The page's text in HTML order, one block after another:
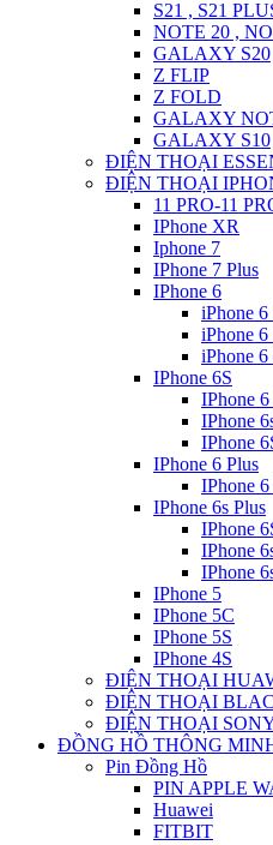
S21 , S21
NOTE 20 ,
GALAXY S20
Z FLIP
Z FOLD
GALAXY
GALAXY S10
ĐIỆN THOẠI
ĐIỆN THOẠI
11 PRO-11
IPhone XR
Iphone 7
IPhone 7 Plus
IPhone 6
iPhone
iPhone
iPhone
IPhone 6S
IPhone
IPhone
IPhone
IPhone 6 Plus
IPhone
IPhone 6s Plus
IPhone
IPhone
IPhone
IPhone 5
IPhone 5C
IPhone 5S
IPhone 4S
ĐIỆN THOẠI
ĐIỆN THOẠI
ĐIỆN THOẠI
ĐỒNG HỒ THÔNG
Pin Đồng Hồ
PIN APPLE
Huawei
FITBIT